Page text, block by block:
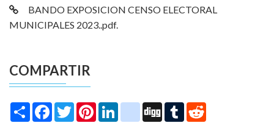
BANDO EXPOSICION CENSO ELECTORAL
MUNICIPALES 2023..pdf.
COMPARTIR
Share Facebook
TwitterPinterestLinkedIninstagram
Digg Tumblr